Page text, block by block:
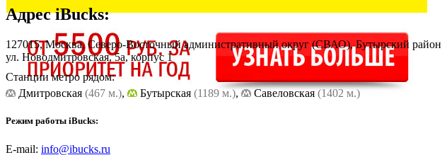
АдресiBucks:
127015, Москва, Северо-Восточный административный округ (СВАО), Бутырский район
ул. Новодмитровская, 5а, корпус 1
Станции метро рядом:
Дмитровская (467 м.), Бутырская (1189 м.), Cавеловская (1402 м.)
Режим работы iBucks:
E-mail: info@ibucks.ru